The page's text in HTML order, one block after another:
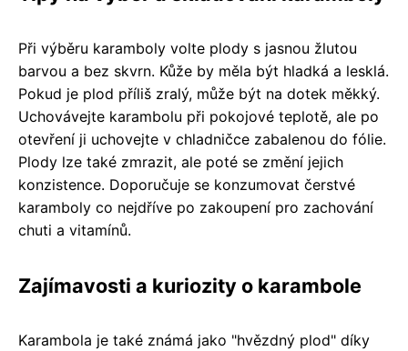
Při výběru karamboly volte plody s jasnou žlutou
barvou a bez skvrn. Kůže by měla být hladká a lesklá.
Pokud je plod příliš zralý, může být na dotek měkký.
Uchovávejte karambolu při pokojové teplotě, ale po
otevření ji uchovejte v chladničce zabalenou do fólie.
Plody lze také zmrazit, ale poté se změní jejich
konzistence. Doporučuje se konzumovat čerstvé
karamboly co nejdříve po zakoupení pro zachování
chuti a vitamínů.
Zajímavosti a kuriozity o karambole
Karambola je také známá jako "hvězdný plod" díky